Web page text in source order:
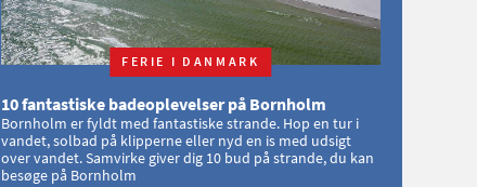
FERIE I DANMARK
10 fantastiske badeoplevelser på Bornholm
Bornholm er fyldt med fantastiske strande. Hop en tur i
vandet, solbad på klipperne eller nyd en is med udsigt
over vandet. Samvirke giver dig 10 bud på strande, du kan
besøge på Bornholm